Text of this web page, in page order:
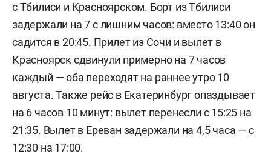
с Тбилиси и Красноярском. Борт из Тбилиси
задержали на 7 с лишним часов: вместо 13:40 он
садится в 20:45. Прилет из Сочи и вылет в
Красноярск сдвинули примерно на 7 часов
каждый — оба переходят на раннее утро 10
августа. Также рейс в Екатеринбург опаздывает
на 6 часов 10 минут: вылет перенесли с 15:25 на
21:35. Вылет в Ереван задержали на 4,5 часа — с
12:30 на 17:00.